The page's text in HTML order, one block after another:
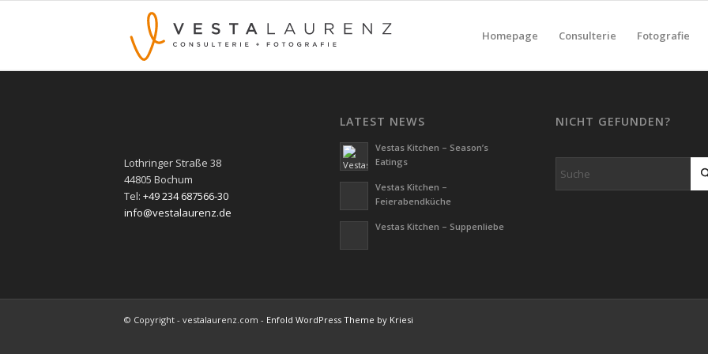
Homepage Consulterie Fotografie
Lothringer Straße 38
44805 Bochum
Tel: +49 234 687566-30
info@vestalaurenz.de
LATEST NEWS
Vestas Kitchen – Season’s
Eatings
Vestas Kitchen –
Feierabendküche
Vestas Kitchen – Suppenliebe
NICHT GEFUNDEN?
© Copyright - vestalaurenz.com - Enfold WordPress Theme by Kriesi